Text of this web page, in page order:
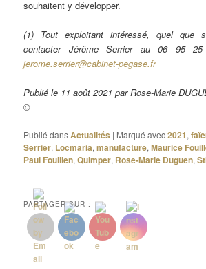
souhaitent y développer.
(1) Tout exploitant intéressé, quel que
contacter Jérôme Serrier au 06 95
jerome.serrier@cabinet-pegase.fr
Publié le 11 août 2021 par Rose-Marie
©
Publié dansActualités | Marqué avec2021,
Serrier, Locmaria,manufacture,Maurice
Paul Fouillen,Quimper, Rose-Marie Duguen,
PARTAGER SUR :